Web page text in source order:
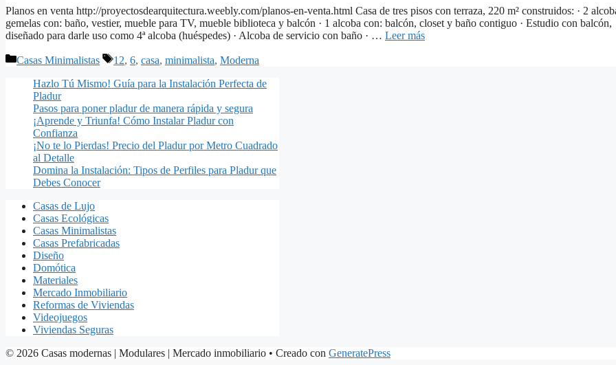
Planos en venta http://proyectosdearquitectura.weebly.com/planos-en-venta.html Casa de tres pisos con terraza, 220 m² construidos: · 2
gemelas con: baño, vestier, mueble para TV, mueble biblioteca y balcón · 1 alcoba con: balcón, closet y baño contiguo · Estudio con balcón,
diseñado para darle uso como 4ª alcoba (huéspedes) · Alcoba de servicio con baño · … Leer más
Categorías
Casas Minimalistas Etiquetas
12, 6, casa, minimalista, Moderna
Hazlo Tú Mismo! Guía para la Instalación Perfecta de
Pladur
Pasos para poner pladur de manera rápida y segura
¡Aprende y Triunfa! Cómo Instalar Pladur con
Confianza
¡No te lo Pierdas! Precio del Pladur por Metro Cuadrado
al Detalle
Domina la Instalación: Tipos de Perfiles para Pladur que
Debes Conocer
Casas de Lujo
Casas Ecológicas
Casas Minimalistas
Casas Prefabricadas
Diseño
Domótica
Materiales
Mercado Inmobiliario
Reformas de Viviendas
Videojuegos
Viviendas Seguras
© 2026 Casas modernas | Modulares | Mercado inmobiliario • Creado con GeneratePress